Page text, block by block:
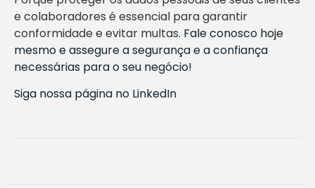
e colaboradores é essencial para garantir
conformidade e evitar multas. Fale conosco hoje
mesmo e assegure a segurança e a confiança
necessárias para o seu negócio!
Siga nossa página no LinkedIn